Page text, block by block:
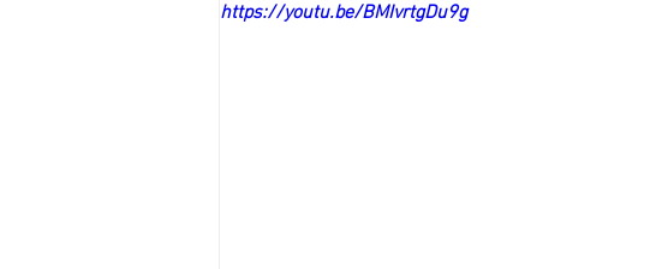
https://youtu.be/BMIvrtgDu9g